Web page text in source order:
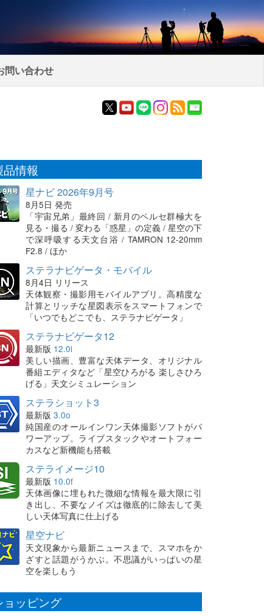
問い合わせ
品情報
星ナビ 2026年9月号
8月5日 発売
「宇宙兄弟」最終回 / 新月のペルセ群極大を
見る・撮る / 変わる「惑星」の定義 / 星空の下
で深呼吸する天文台浴 / TAMRON 12-20mm
F2.8 / ほか
ステラナビゲータ・モバイル
8月4日 リリース
天体観察・撮影用モバイルアプリ。高精度な
計算とリッチな星図表示をスマートフォンで
「いつでもどこでも、ステラナビゲータ」
ステラナビゲータ12
最新版 12.0i
美しい描画、豊富な天体データ、オリジナル
番組エディタなど「星空ひろがる 楽しさひろ
げる」天文シミュレーション
ステラショット3
最新版 3.0o
純国産のオールインワン天体撮影ソフトがパ
ワーアップ。ライブスタックやオートフォー
カスなど新機能も搭載
ステライメージ10
最新版 10.0f
天体画像に埋もれた微細な情報を最大限に引
き出し、不要なノイズは徹底的に除去して美
しい天体写真に仕上げる
星空ナビ
天文現象から最新ニュースまで、スマホをか
ざすと話題がうかぶ。不思議がいっぱいの星
空を楽しもう
ョッピング